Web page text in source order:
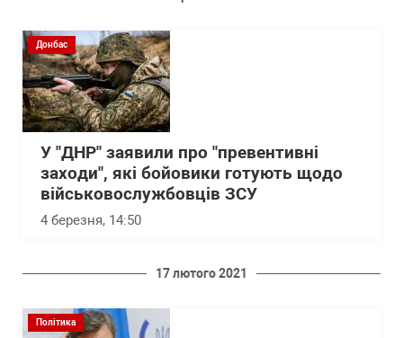
Донбас
У "ДНР" заявили про "превентивні
заходи", які бойовики готують щодо
військовослужбовців ЗСУ
4 березня, 14:50
17 лютого 2021
Політика